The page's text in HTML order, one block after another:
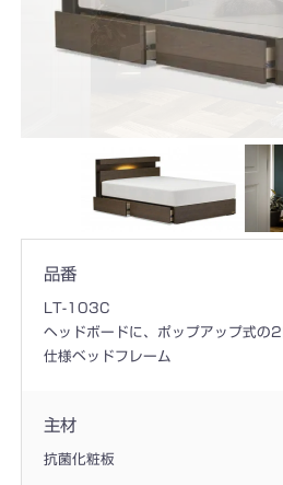
品番
LT-103C
ヘッドボードに、ポップアップ式
仕様ベッドフレーム
主材
抗菌化粧板